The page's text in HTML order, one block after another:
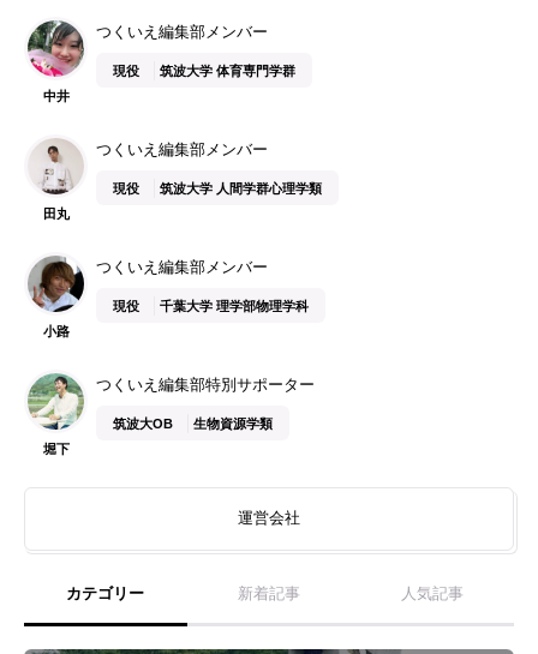
中井
つくいえ編集部メンバー
現役 筑波大学 体育専門学群
田丸
つくいえ編集部メンバー
現役 筑波大学 人間学群心理学類
小路
つくいえ編集部メンバー
現役 千葉大学 理学部物理学科
堀下
つくいえ編集部特別サポーター
筑波大OB 生物資源学類
運営会社
カテゴリー 新着記事 人気記事